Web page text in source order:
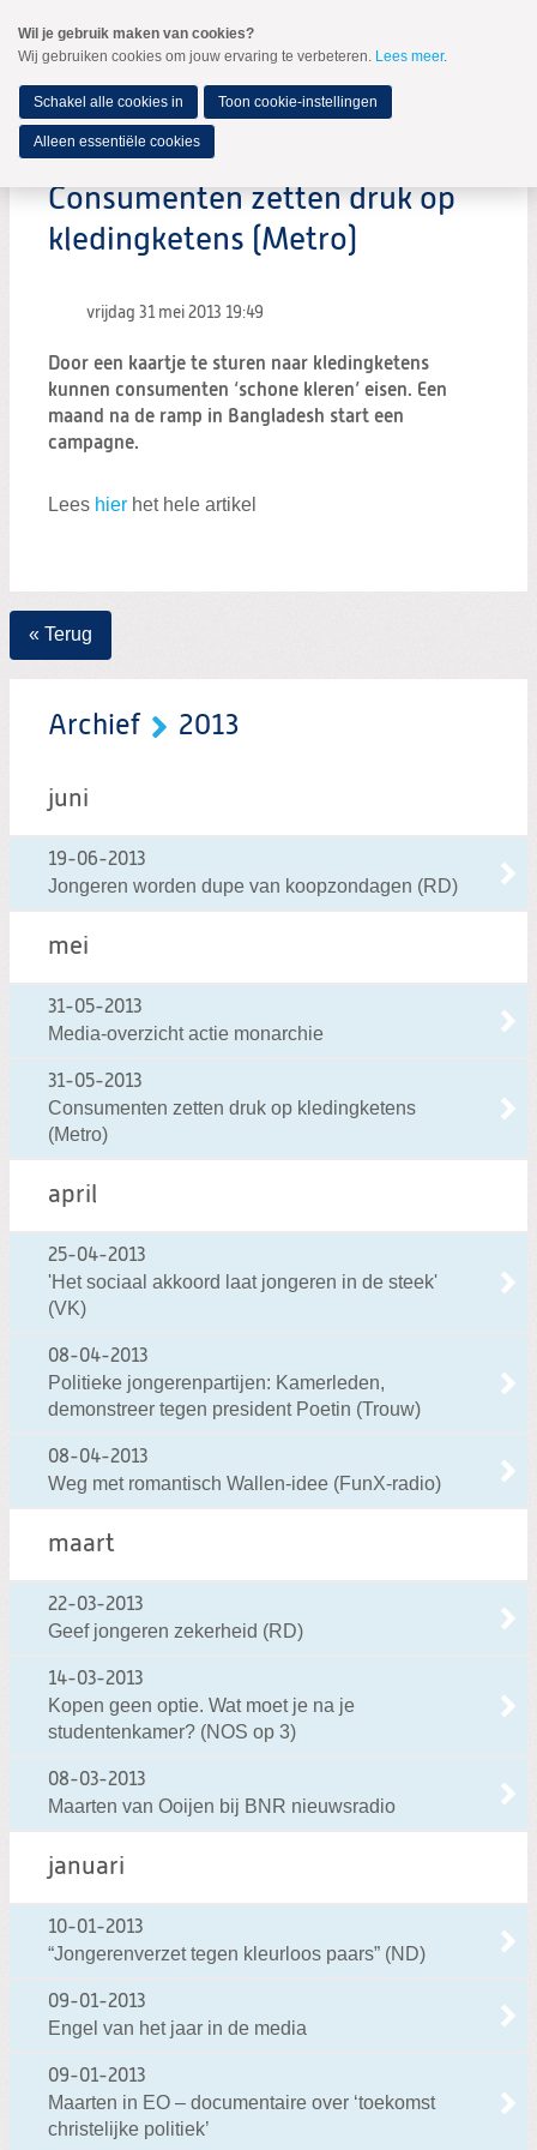
naar
Spring
de
inhoud
Spring
naar
hoofdmenu
MENU
Consumenten zetten druk op
kledingketens (Metro)
vrijdag 31 mei 2013 19:49
Door een kaartje te sturen naar kledingketens
kunnen consumenten ‘schone kleren’ eisen. Een
maand na de ramp in Bangladesh start een
campagne.
Lees hier het hele artikel
« Terug
Archief 2013
juni
19-06-2013
Jongeren worden dupe van koopzondagen (RD)
mei
31-05-2013
Media-overzicht actie monarchie
31-05-2013
Consumenten zetten druk op kledingketens
(Metro)
april
25-04-2013
'Het sociaal akkoord laat jongeren in de steek'
(VK)
08-04-2013
Politieke jongerenpartijen: Kamerleden,
demonstreer tegen president Poetin (Trouw)
08-04-2013
Weg met romantisch Wallen-idee (FunX-radio)
maart
22-03-2013
Geef jongeren zekerheid (RD)
14-03-2013
Kopen geen optie. Wat moet je na je
studentenkamer? (NOS op 3)
08-03-2013
Maarten van Ooijen bij BNR nieuwsradio
januari
10-01-2013
“Jongerenverzet tegen kleurloos paars” (ND)
09-01-2013
Engel van het jaar in de media
09-01-2013
Maarten in EO – documentaire over ‘toekomst
christelijke politiek’
Wil je gebruik maken van cookies?
Wij gebruiken cookies om jouw ervaring te verbeteren. Lees meer.
Schakel alle cookies in Toon cookie-instellingen
Alleen essentiële cookies